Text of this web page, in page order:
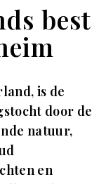
best
is de
door de
natuur,
en